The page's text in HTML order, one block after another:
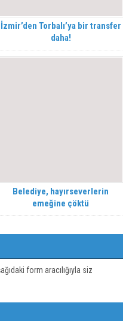
İzmir’den Torbalı’ya bir transfer
daha!
Belediye, hayırseverlerin
emeğine çöktü
form aracılığıyla siz